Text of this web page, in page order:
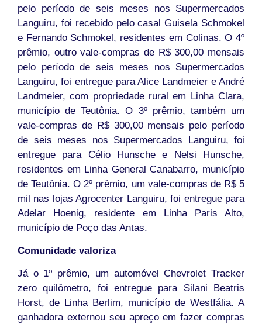
pelo período de seis meses nos Supermercados
Languiru, foi recebido pelo casal Guisela Schmokel
e Fernando Schmokel, residentes em Colinas. O 4º
prêmio, outro vale-compras de R$ 300,00 mensais
pelo período de seis meses nos Supermercados
Languiru, foi entregue para Alice Landmeier e André
Landmeier, com propriedade rural em Linha Clara,
município de Teutônia. O 3º prêmio, também um
vale-compras de R$ 300,00 mensais pelo período
de seis meses nos Supermercados Languiru, foi
entregue para Célio Hunsche e Nelsi Hunsche,
residentes em Linha General Canabarro, município
de Teutônia. O 2º prêmio, um vale-compras de R$ 5
mil nas lojas Agrocenter Languiru, foi entregue para
Adelar Hoenig, residente em Linha Paris Alto,
município de Poço das Antas.
Comunidade valoriza
Já o 1º prêmio, um automóvel Chevrolet Tracker
zero quilômetro, foi entregue para Silani Beatris
Horst, de Linha Berlim, município de Westfália. A
ganhadora externou seu apreço em fazer compras